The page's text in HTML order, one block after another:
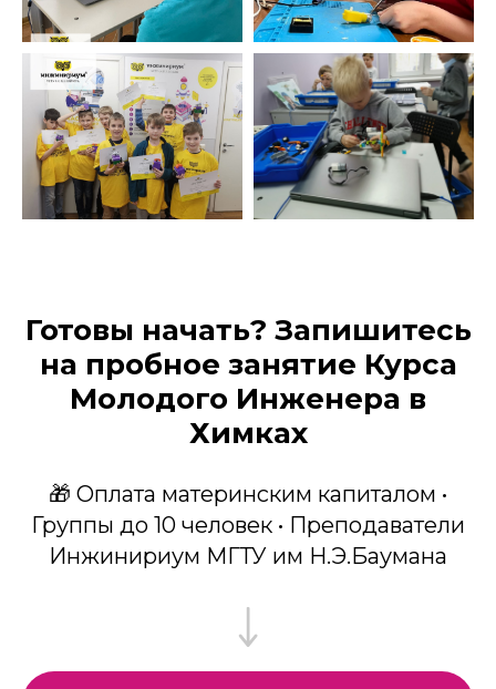
Готовы начать? Запишитесь
на пробное занятие Курса
Молодого Инженера в
Химках
🎁 Оплата материнским капиталом •
Группы до 10 человек • Преподаватели
Инжинириум МГТУ им Н.Э.Баумана